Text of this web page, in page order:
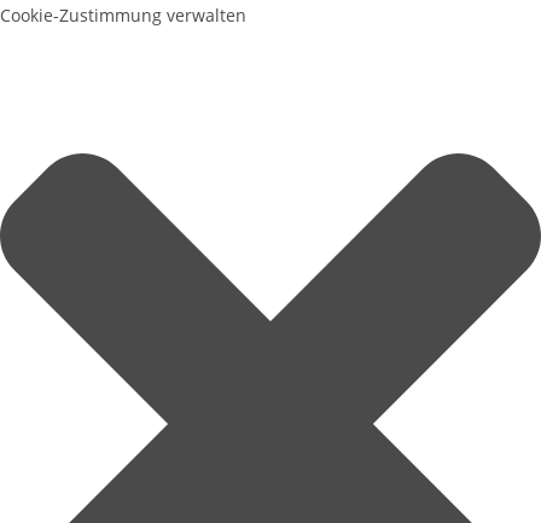
Cookie-Zustimmung verwalten